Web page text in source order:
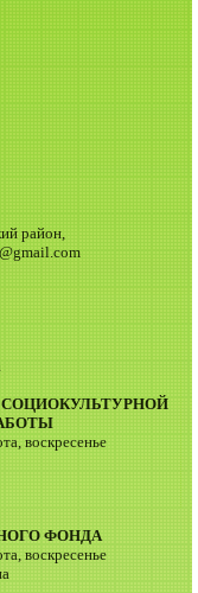
район,
воскресенье
ФОНДА
воскресенье